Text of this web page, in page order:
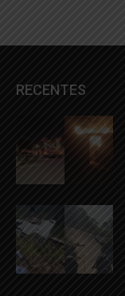
RECENTES